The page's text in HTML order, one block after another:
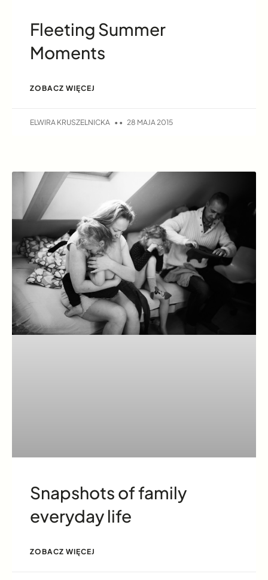
Fleeting Summer
Moments
ZOBACZ WIĘCEJ
ELWIRA KRUSZELNICKA 28 MAJA 2015
Snapshots of family
everyday life
ZOBACZ WIĘCEJ